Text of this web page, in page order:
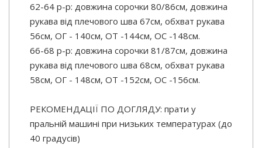
62-64 р-р: довжина сорочки 80/86см, довжина
рукава від плечового шва 67см, обхват рукава
56см, ОГ - 140см, ОТ -144см, OC -148см.
66-68 р-р: довжина сорочки 81/87см, довжина
рукава від плечового шва 68см, обхват рукава
58см, ОГ - 148см, ОТ -152см, OC -156см.
РЕКОМЕНДАЦІЇ ПО ДОГЛЯДУ: прати у
пральній машині при низьких температурах (до
40 градусів)